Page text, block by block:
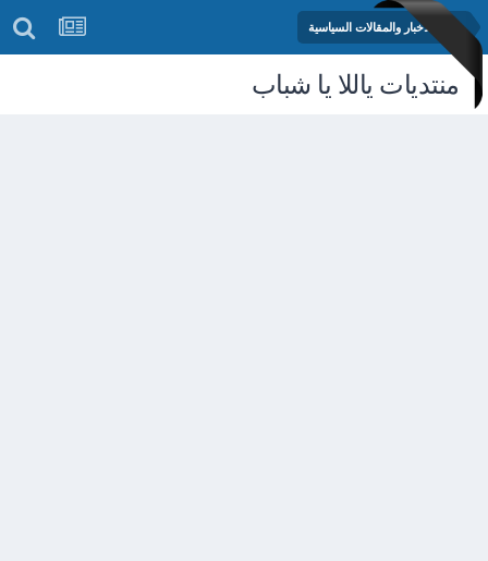
منتدى الأخبار والمقالات السياسية
منتديات ياللا يا شباب